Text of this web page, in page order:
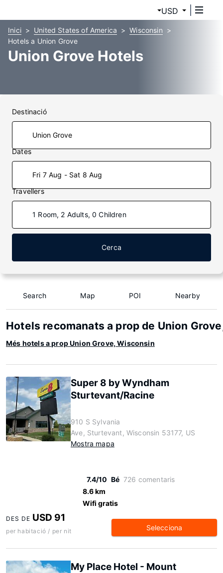
USD
Inici United States of America
Wisconsin
Hotels a Union Grove
Union Grove Hotels
Destinació
Dates
Fri 7 Aug - Sat 8 Aug
Travellers
1 Room, 2 Adults, 0 Children
Cerca
Search Map POI Nearby
Hotels recomanats a prop de Union
Més hotels a prop Union Grove, Wisconsin
Super 8 by Wyndham
Sturtevant/Racine
910 S Sylvania
Ave, Sturtevant, Wisconsin 53177, US
Mostra mapa
7.4/10 Bé 726 comentaris
8.6 km
Wifi gratis
DES DE USD 91
per habitació / per nit Selecciona
My Place Hotel - Mount